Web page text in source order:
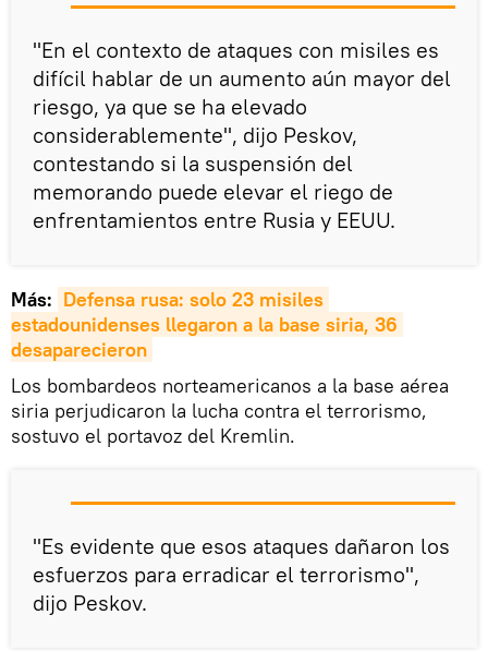
"En el contexto de ataques con misiles es
difícil hablar de un aumento aún mayor del
riesgo, ya que se ha elevado
considerablemente", dijo Peskov,
contestando si la suspensión del
memorando puede elevar el riego de
enfrentamientos entre Rusia y EEUU.
Más: Defensa rusa: solo 23 misiles
estadounidenses llegaron a la base siria, 36
desaparecieron
Los bombardeos norteamericanos a la base aérea
siria perjudicaron la lucha contra el terrorismo,
sostuvo el portavoz del Kremlin.
"Es evidente que esos ataques dañaron los
esfuerzos para erradicar el terrorismo",
dijo Peskov.